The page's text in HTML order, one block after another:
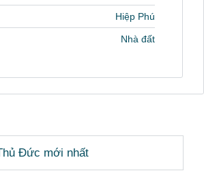
Hiệp Phú
Nhà đất
Đức mới nhất